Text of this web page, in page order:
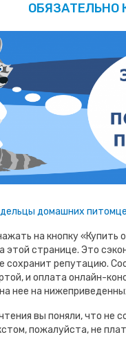
ОБЯЗАТЕЛЬНО
домашних
на кнопку
этой странице. Это
сохранит репутацию.
и оплата онлайн-
нее на
вы поняли, что не
пожалуйста, не